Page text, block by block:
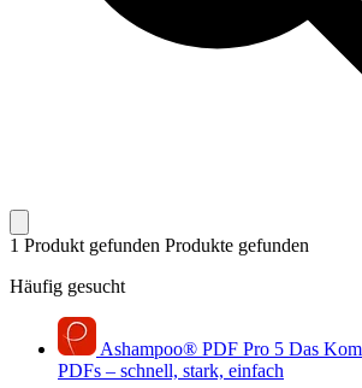
1 Produkt gefunden Produkte gefunden
Häufig gesucht
Ashampoo® PDF Pro 5 Das
PDFs – schnell, stark, einfach